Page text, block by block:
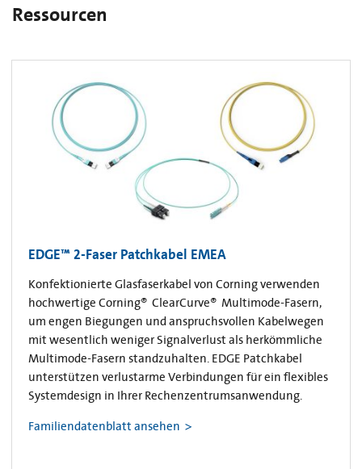
Ressourcen
EDGE™ 2-Faser Patchkabel EMEA
Konfektionierte Glasfaserkabel von Corning verwenden
hochwertige Corning® ClearCurve® Multimode-Fasern,
um engen Biegungen und anspruchsvollen Kabelwegen
mit wesentlich weniger Signalverlust als herkömmliche
Multimode-Fasern standzuhalten. EDGE Patchkabel
unterstützen verlustarme Verbindungen für ein flexibles
Systemdesign in Ihrer Rechenzentrumsanwendung.
Familiendatenblatt ansehen